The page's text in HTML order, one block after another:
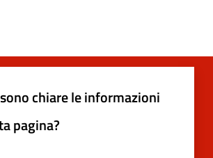
chiare le informazioni
pagina?